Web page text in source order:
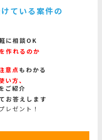
ている案件の
に相談OK
作れるのか
意点 もわかる
い方、
ご紹介
お答えします
レゼント！